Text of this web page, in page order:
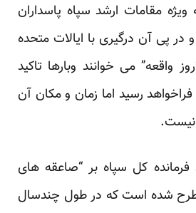
ویژه مقامات ارشد سپاه پاسداران
در پی آن درگیری با ایالات متحده
واقعه” می خوانند وبارها تاکید
فراخواهد رسید اما زمان و مکان آن
فرمانده کل سپاه بر “صاعقه های
مطرح شده است که در طول چندسال